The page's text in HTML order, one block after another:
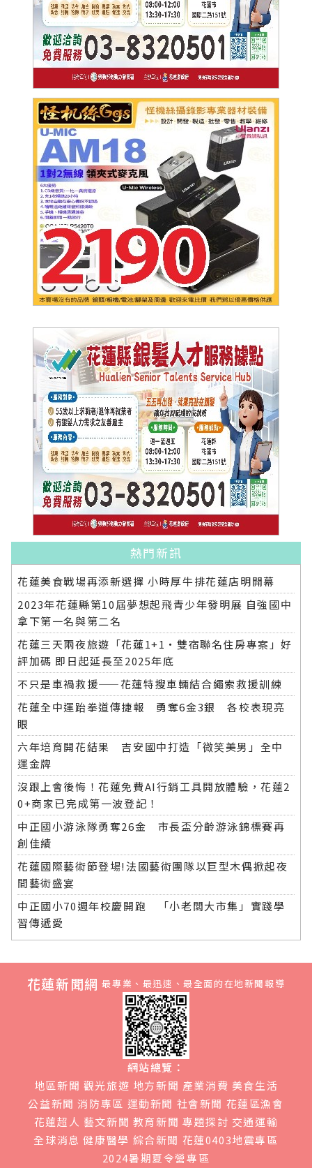
熱門新訊
花蓮美食戰場再添新選擇 小時厚牛排花蓮店明開幕
2023年花蓮縣第10屆夢想起飛青少年發明展 自強國中
拿下第一名與第二名
花蓮三天兩夜旅遊「花蓮1+1‧雙宿聯名住房專案」好
評加碼 即日起延長至2025年底
不只是車禍救援——花蓮特搜車輛結合繩索救援訓練
花蓮全中運跆拳道傳捷報 勇奪6金3銀 各校表現亮
眼
六年培育開花結果 吉安國中打造「微笑美男」全中
運金牌
沒跟上會後悔！花蓮免費AI行銷工具開放體驗，花蓮2
0+商家已完成第一波登記！
中正國小游泳隊勇奪26金 市長盃分齡游泳錦標賽再
創佳績
花蓮國際藝術節登場!法國藝術團隊以巨型木偶掀起夜
間藝術盛宴
中正國小70週年校慶開跑 「小老闆大市集」實踐學
習傳遞愛
花蓮新聞網 最專業、最迅速、最全面的在地新聞報導
網站總覽：
地區新聞 觀光旅遊 地方新聞 產業消費 美食生活
公益新聞 消防專區 運動新聞 社會新聞 花蓮區漁會
花蓮超人 藝文新聞 教育新聞 專題探討 交通運輸
全球消息 健康醫學 綜合新聞 花蓮0403地震專區
2024暑期夏令營專區